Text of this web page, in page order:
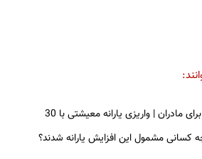
پرداخت کالابرگ برای مادران | واریزی یارانه معیشتی با 30
کسانی مشمول این افزایش یارانه شدند؟